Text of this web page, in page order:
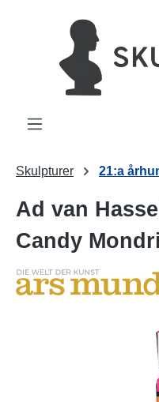
Skulpturer 21:a
Ad van
Candy